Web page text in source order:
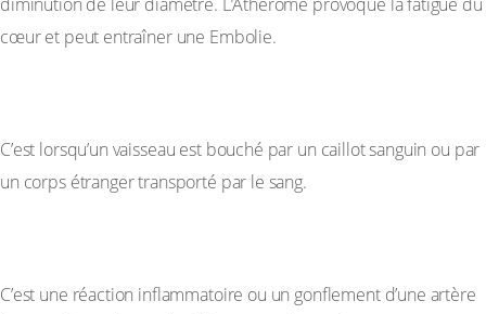
cœur et peut entraîner une Embolie.
C’est lorsqu’un vaisseau est bouché par un caillot sanguin ou par
un corps étranger transporté par le sang.
C’est une réaction inflammatoire ou un gonflement d’une artère